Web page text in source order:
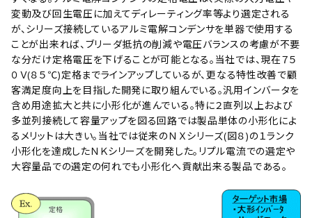
変動及び回生電圧に加えてディレーティング率等より選定される
が、シリーズ接続しているアルミ電解コンデンサを単器で使用する
ことが出来れば、ブリーダ抵抗の削減や電圧バランスの考慮が不要
な分だけ定格電圧を下げることが可能となる。当社では、現在７５
０Ｖ(８５℃)定格までラインアップしているが、更なる特性改善で顧
客満足度向上を目指した開発に取り組んでいる。汎用インバータを
含め用途拡大と共に小形化が進んでいる。特に２直列以上および
多並列接続して容量アップを図る回路では製品単体の小形化によ
るメリットは大きい。当社では従来のＮＸシリーズ(図８)の１ランク
小形化を達成したＮＫシリーズを開発した。リプル電流での選定や
大容量品での選定の何れでも小形化へ貢献出来る製品である。